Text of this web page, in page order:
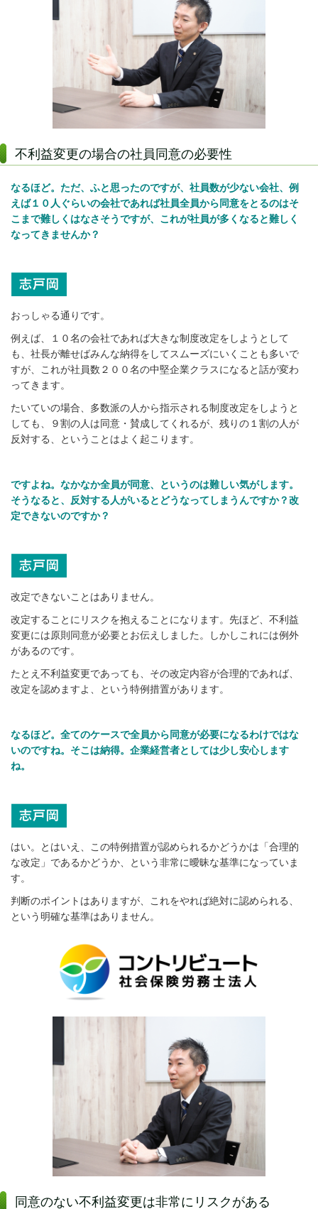
不利益変更の場合の社員同意の必要性
なるほど。ただ、ふと思ったのですが、社員数が少ない会社、例
えば１０人ぐらいの会社であれば社員全員から同意をとるのはそ
こまで難しくはなさそうですが、これが社員が多くなると難しく
なってきませんか？
おっしゃる通りです。
例えば、１０名の会社であれば大きな制度改定をしようとして
も、社長が離せばみんな納得をしてスムーズにいくことも多いで
すが、これが社員数２００名の中堅企業クラスになると話が変わ
ってきます。
たいていの場合、多数派の人から指示される制度改定をしようと
しても、９割の人は同意・賛成してくれるが、残りの１割の人が
反対する、ということはよく起こります。
ですよね。なかなか全員が同意、というのは難しい気がします。
そうなると、反対する人がいるとどうなってしまうんですか？改
定できないのですか？
改定できないことはありません。
改定することにリスクを抱えることになります。先ほど、不利益
変更には原則同意が必要とお伝えしました。しかしこれには例外
があるのです。
たとえ不利益変更であっても、その改定内容が合理的であれば、
改定を認めますよ、という特例措置があります。
なるほど。全てのケースで全員から同意が必要になるわけではな
いのですね。そこは納得。企業経営者としては少し安心します
ね。
はい。とはいえ、この特例措置が認められるかどうかは「合理的
な改定」であるかどうか、という非常に曖昧な基準になっていま
す。
判断のポイントはありますが、これをやれば絶対に認められる、
という明確な基準はありません。
同意のない不利益変更は非常にリスクがある